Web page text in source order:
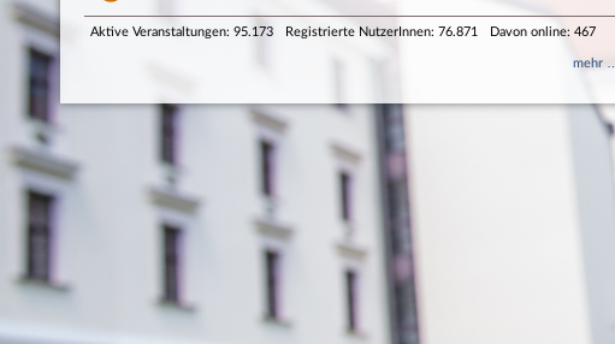
Aktive Veranstaltungen: 95.173 Registrierte NutzerInnen: 76.871 Davon online: 467
mehr …